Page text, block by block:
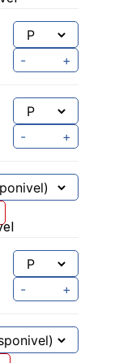
- +
- +
- +